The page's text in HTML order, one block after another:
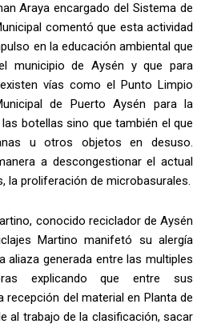
Araya encargado del Sistema de
comentó que esta actividad
en la educación ambiental que
municipio de Aysén y que para
vías como el Punto Limpio
de Puerto Aysén para la
botellas sino que también el que
u otros objetos en desuso.
a descongestionar el actual
la proliferación de microbasurales.
conocido reciclador de Aysén
Martino manifetó su alergía
aliaza generada entre las multiples
explicando que entre sus
del material en Planta de
al trabajo de la clasificación, sacar